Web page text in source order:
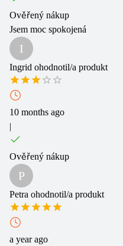
Ověřený nákup
Jsem moc spokojená
I
Ingrid ohodnotil/a produkt
10 months ago
|
Ověřený nákup
P
Petra ohodnotil/a produkt
a year ago